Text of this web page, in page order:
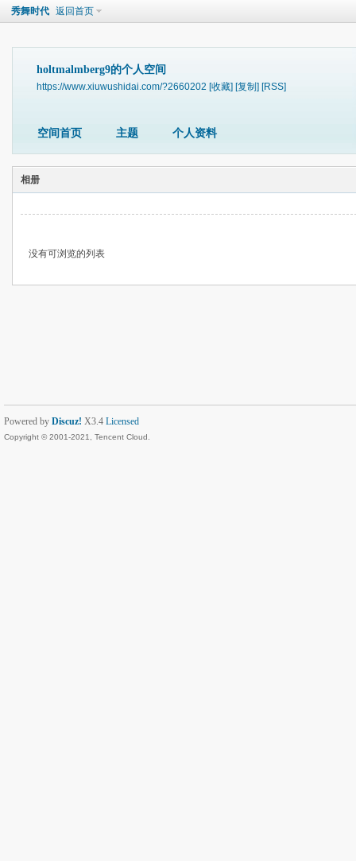
秀舞时代 返回首页
holtmalmberg9的个人空间
https://www.xiuwushidai.com/?2660202 [收藏] [复制] [RSS]
空间首页 主题 个人资料
相册
没有可浏览的列表
Powered by Discuz! X3.4 Licensed
Copyright © 2001-2021, Tencent Cloud.